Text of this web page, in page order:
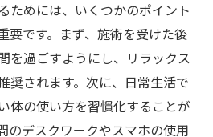
ためには、いくつかのポイント
要です。まず、施術を受けた後
を過ごすようにし、リラックス
奨されます。次に、日常生活で
体の使い方を習慣化することが
のデスクワークやスマホの使用